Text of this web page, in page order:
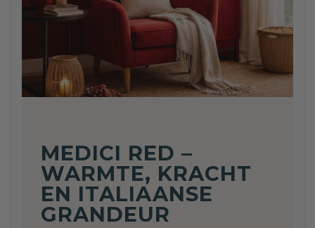
MEDICI RED –
WARMTE, KRACHT
EN ITALIAANSE
GRANDEUR